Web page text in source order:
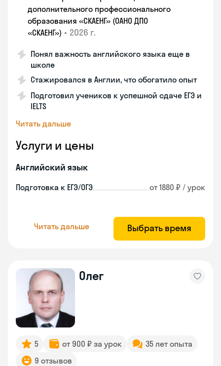
дополнительного профессионального
образования «СКАЕНГ» (ОАНО ДПО
«СКАЕНГ») • 2026 г.
Понял важность английского языка еще в
школе
Стажировался в Англии, что обогатило опыт
Подготовил учеников к успешной сдаче ЕГЭ и
IELTS
Читать дальше
Услуги и цены
Английский язык
Подготовка к ЕГЭ/ОГЭ от 1880 ₽ / урок
Читать дальше Выбрать время
Олег
5 от 900 ₽ за урок
35 лет опыта
9 отзывов